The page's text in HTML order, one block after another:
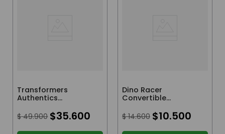
Transformers
Authentics
$ 49.900 $35.600
Dino Racer
Convertible
$ 14.600 $10.500